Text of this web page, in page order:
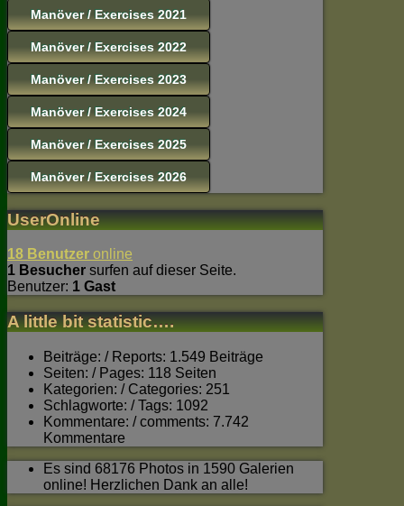
Manöver / Exercises 2021
Manöver / Exercises 2022
Manöver / Exercises 2023
Manöver / Exercises 2024
Manöver / Exercises 2025
Manöver / Exercises 2026
UserOnline
18 Benutzer online
1 Besucher surfen auf dieser Seite.
Benutzer: 1 Gast
A little bit statistic….
Beiträge: / Reports: 1.549 Beiträge
Seiten: / Pages: 118 Seiten
Kategorien: / Categories: 251
Schlagworte: / Tags: 1092
Kommentare: / comments: 7.742
Kommentare
Es sind 68176 Photos in 1590 Galerien
online! Herzlichen Dank an alle!